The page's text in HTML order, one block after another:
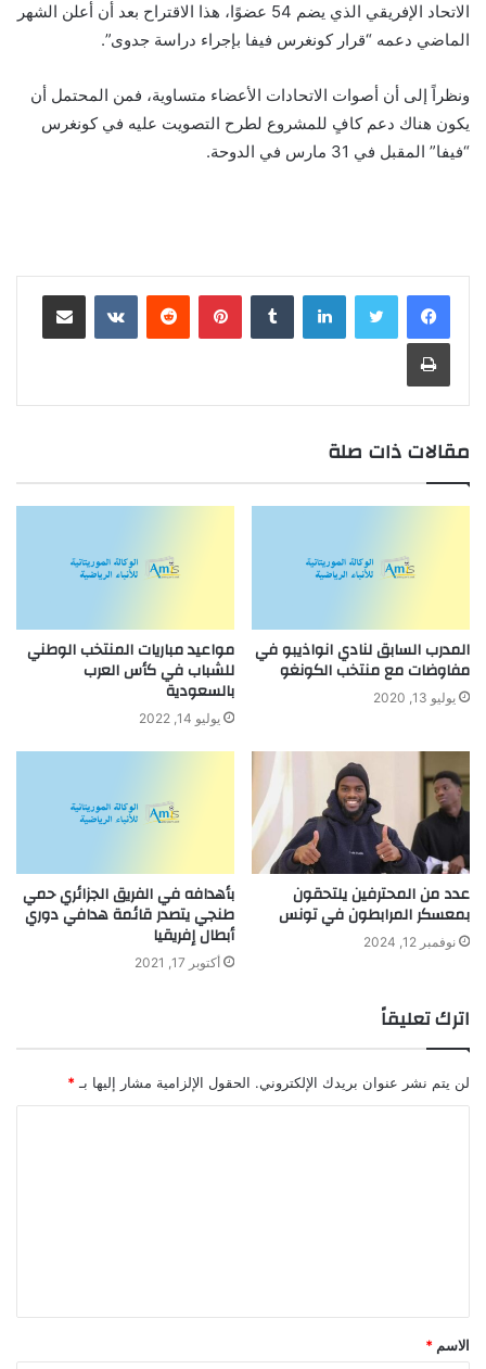
الاتحاد الإفريقي الذي يضم 54 عضوًا، هذا الاقتراح بعد أن أعلن الشهر
الماضي دعمه “قرار كونغرس فيفا بإجراء دراسة جدوى”.
ونظراً إلى أن أصوات الاتحادات الأعضاء متساوية، فمن المحتمل أن
يكون هناك دعم كافٍ للمشروع لطرح التصويت عليه في كونغرس
“فيفا” المقبل في 31 مارس في الدوحة.
لينكدإن بينتيريست مشاركة عبر البريد
طباعة
مقالات ذات صلة
المدرب السابق لنادي انواذيبو في
مفاوضات مع منتخب الكونغو
يوليو 13, 2020
مواعيد مباريات المنتخب الوطني
للشباب في كأس العرب
بالسعودية
يوليو 14, 2022
عدد من المحترفين يلتحقون
بمعسكر المرابطون في تونس
نوفمبر 12, 2024
بأهدافه في الفريق الجزائري حمي
طنجي يتصدر قائمة هدافي دوري
أبطال إفريقيا
أكتوبر 17, 2021
اترك تعليقاً
لن يتم نشر عنوان بريدك الإلكتروني. الحقول الإلزامية مشار إليها بـ *
ق
*
الاسم *